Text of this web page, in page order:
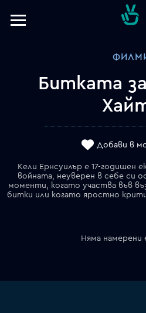
Битката
Добави в
Кели Ернсуилър е 17-годишен
войната, неуверен в себе си
моменти, когато участва във
Няма намерени